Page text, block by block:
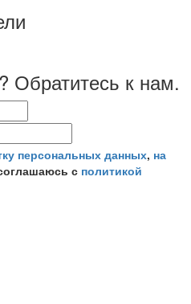
Обратитесь к нам.
персональных данных, на
с политикой